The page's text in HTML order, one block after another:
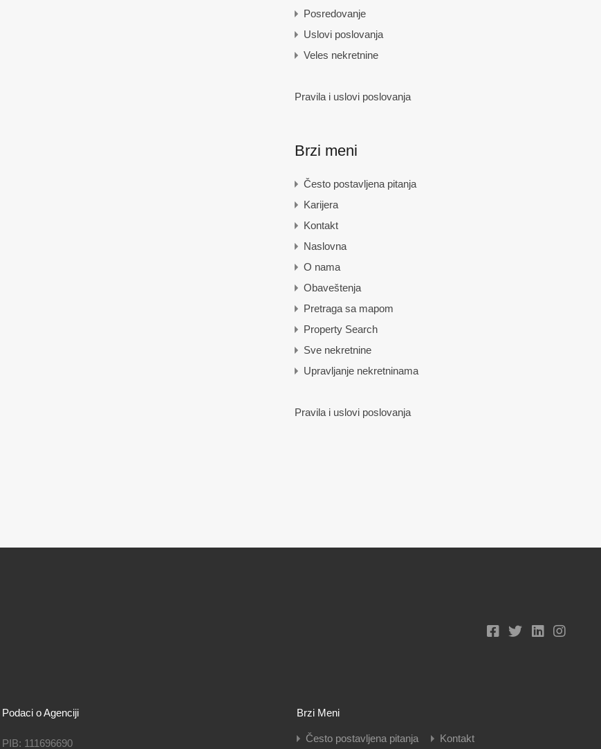
Posredovanje
Uslovi poslovanja
Veles nekretnine
Pravila i uslovi poslovanja
Brzi meni
Često postavljena pitanja
Karijera
Kontakt
Naslovna
O nama
Obaveštenja
Pretraga sa mapom
Property Search
Sve nekretnine
Upravljanje nekretninama
Pravila i uslovi poslovanja
Podaci o Agenciji
PIB: 111696690
Brzi Meni
Često postavljena pitanja Kontakt